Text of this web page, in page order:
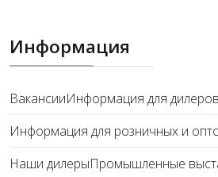
Информация
ВакансииИнформация для дилеров
Информация для розничных и
Наши дилерыПромышленные